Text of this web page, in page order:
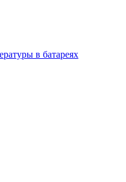
в батареях